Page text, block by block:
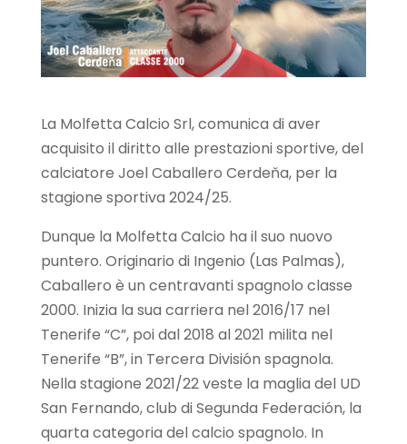
La Molfetta Calcio Srl, comunica di aver
acquisito il diritto alle prestazioni sportive, del
calciatore Joel Caballero Cerdeňa, per la
stagione sportiva 2024/25.
Dunque la Molfetta Calcio ha il suo nuovo
puntero. Originario di Ingenio (Las Palmas),
Caballero è un centravanti spagnolo classe
2000. Inizia la sua carriera nel 2016/17 nel
Tenerife “C”, poi dal 2018 al 2021 milita nel
Tenerife “B”, in Tercera División spagnola.
Nella stagione 2021/22 veste la maglia del UD
San Fernando, club di Segunda Federación, la
quarta categoria del calcio spagnolo. In